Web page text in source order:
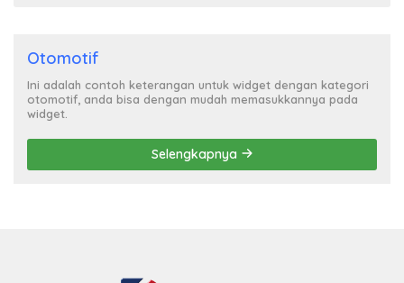
Otomotif
Ini adalah contoh keterangan untuk widget dengan kategori
otomotif, anda bisa dengan mudah memasukkannya pada
widget.
Selengkapnya